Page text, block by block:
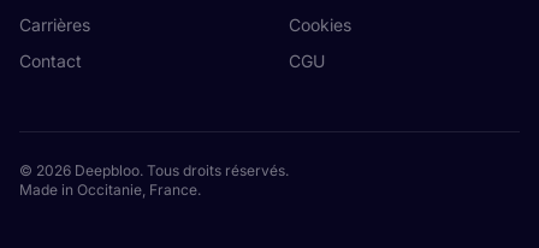
Carrières
Contact
Cookies
CGU
© 2026 Deepbloo. Tous droits réservés.
Made in Occitanie, France.